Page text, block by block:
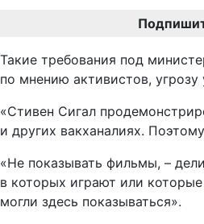
Такие требования под
по мнению активистов, угрозу
«Стивен Сигал
и других вакханалиях.
«Не показывать фильмы, –
в которых играют или
могли здесь показываться».